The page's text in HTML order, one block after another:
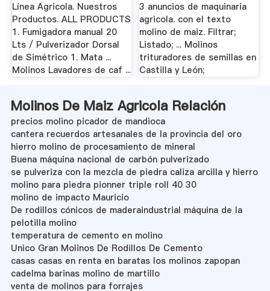
Línea Agricola. Nuestros
Productos. ALL PRODUCTS
1. Fumigadora manual 20
Lts / Pulverizador Dorsal
de Simétrico 1. Mata ...
Molinos Lavadores de caf ...
3 anuncios de maquinaria
agricola. con el texto
molino de maiz. Filtrar;
Listado; ... Molinos
trituradores de semillas en
Castilla y León;
Molinos De Maiz Agricola Relación
precios molino picador de mandioca
cantera recuerdos artesanales de la provincia del oro
hierro molino de procesamiento de mineral
Buena máquina nacional de carbón pulverizado
se pulveriza con la mezcla de piedra caliza arcilla y hierro
molino para piedra pionner triple roll 40 30
molino de impacto Mauricio
De rodillos cónicos de maderaindustrial máquina de la
pelotilla molino
temperatura de cemento en molino
Unico Gran Molinos De Rodillos De Cemento
casas casas en renta en baratas los molinos zapopan
cadelma barinas molino de martillo
venta de molinos para forrajes